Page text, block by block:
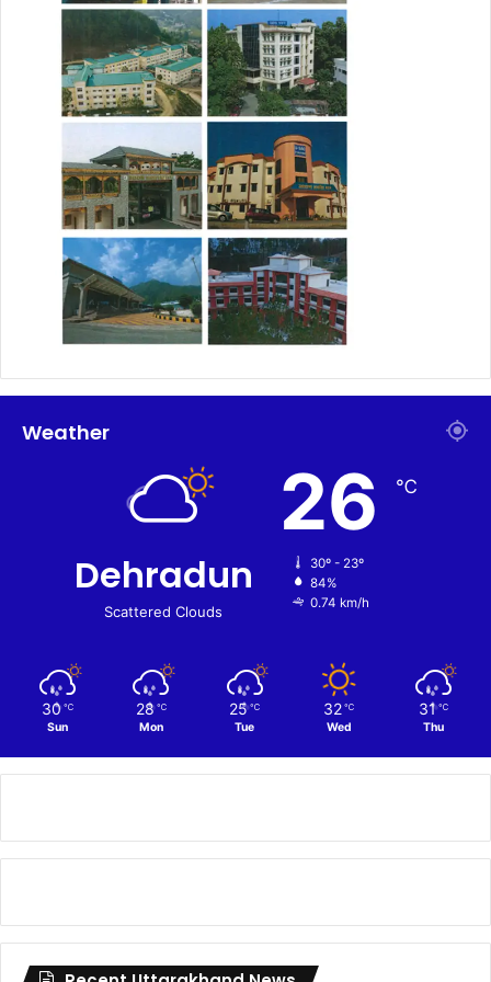
Weather
Dehradun
Scattered Clouds
26 ℃
30º - 23º
84%
0.74 km/h
30 ℃
Sun
28 ℃
Mon
25 ℃
Tue
32 ℃
Wed
31 ℃
Thu